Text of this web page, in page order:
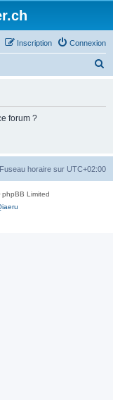
Connexion
Inscription
h
forum ?
Fuseau horaire sur UTC+02:00
Limited